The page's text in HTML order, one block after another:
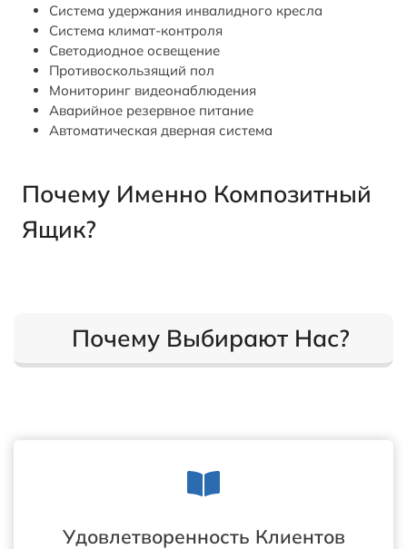
Система удержания инвалидного кресла
Система климат-контроля
Светодиодное освещение
Противоскользящий пол
Мониторинг видеонаблюдения
Аварийное резервное питание
Автоматическая дверная система
Почему Именно Композитный
Ящик?
Почему Выбирают Нас?
Удовлетворенность Клиентов